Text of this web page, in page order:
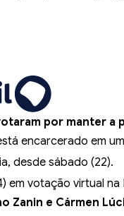
por manter a
encarcerado em
desde sábado (22).
em votação virtual na
Zanin e Cármen